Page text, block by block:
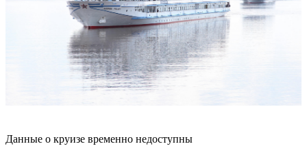
Данные о круизе временно недоступны